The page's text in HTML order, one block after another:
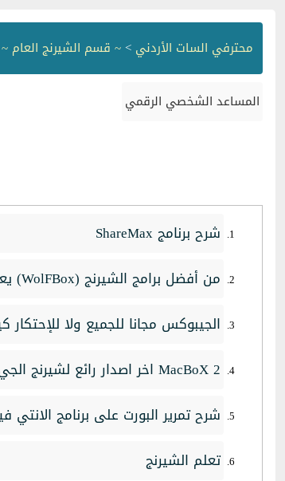
محترفي السات الأردني >~ قسم الشيرنج العام ~
المساعد الشخصي الرقمي
شرح برنامج ShareMax
من أفضل برامج الشيرنج (WolFBox) يعمل على الهيوماكس وجهازالبورسات
الجيبوكس مجانا للجميع ولا
MacBoX 2 اخر اصدار رائع لشيرنج الجي بوكس خاص وحصري!
شرح تمرير البورت على برنامج
تعلم الشيرنج